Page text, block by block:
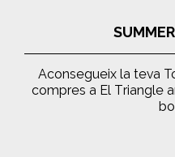
Aconsegueix la teva
compres a El Triangle